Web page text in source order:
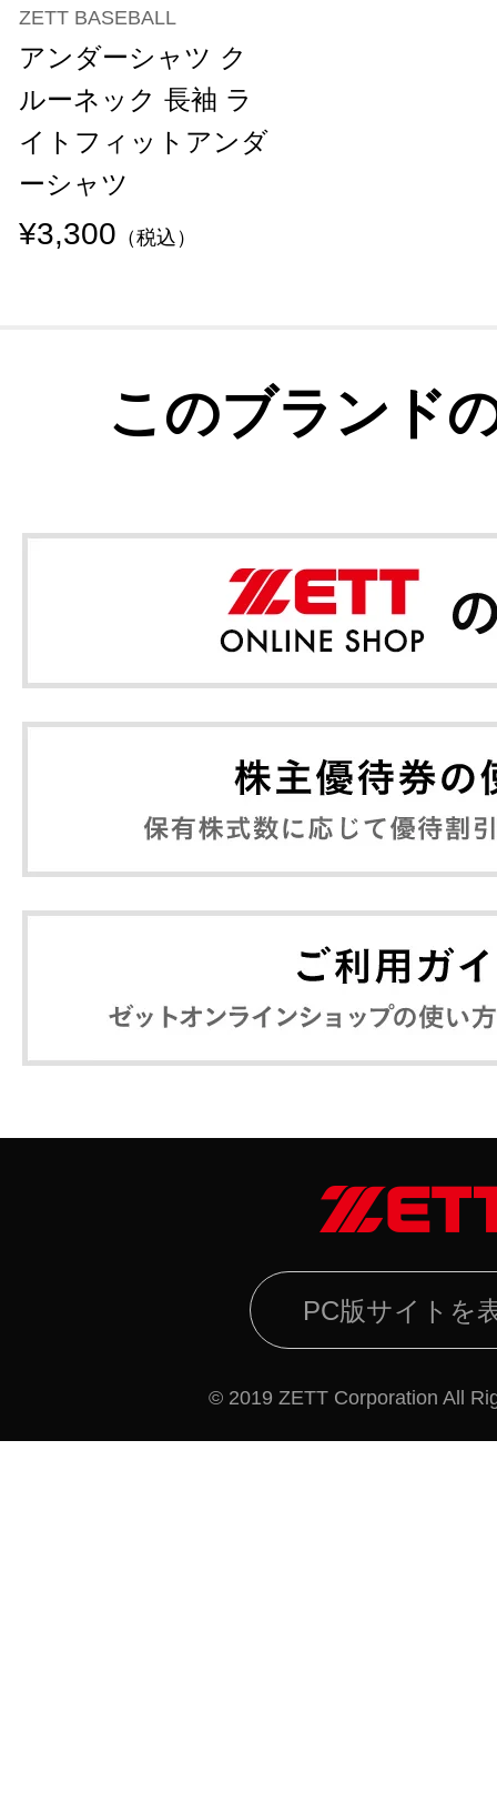
ZETT BASEBALL
アンダーシャツ ク
ルーネック 長袖 ラ
イトフィットアンダ
ーシャツ
¥3,300 （税込）
このブランド
PC版サイトを
© 2019 ZETT Corporation All